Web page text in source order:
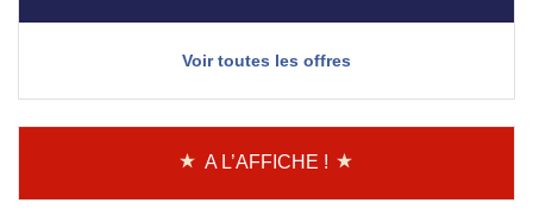
Voir toutes les offres
A L’AFFICHE !